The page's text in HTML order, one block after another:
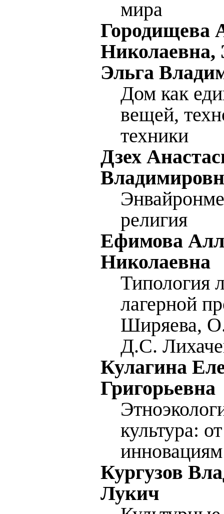
мира
Городищева
Николаевна,
Эльга
Дом как
вещей,
техники
Дзех
религия
Ефимова
Николаевна
Типология
лагерной
Ширяева,
Д.С.
Кулагина
Григорьевна
культура:
инновациям
Кургузов
Лукич